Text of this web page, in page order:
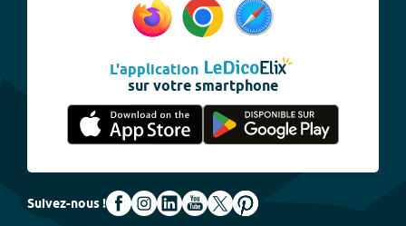
L'application
sur votre smartphone
Suivez-nous !